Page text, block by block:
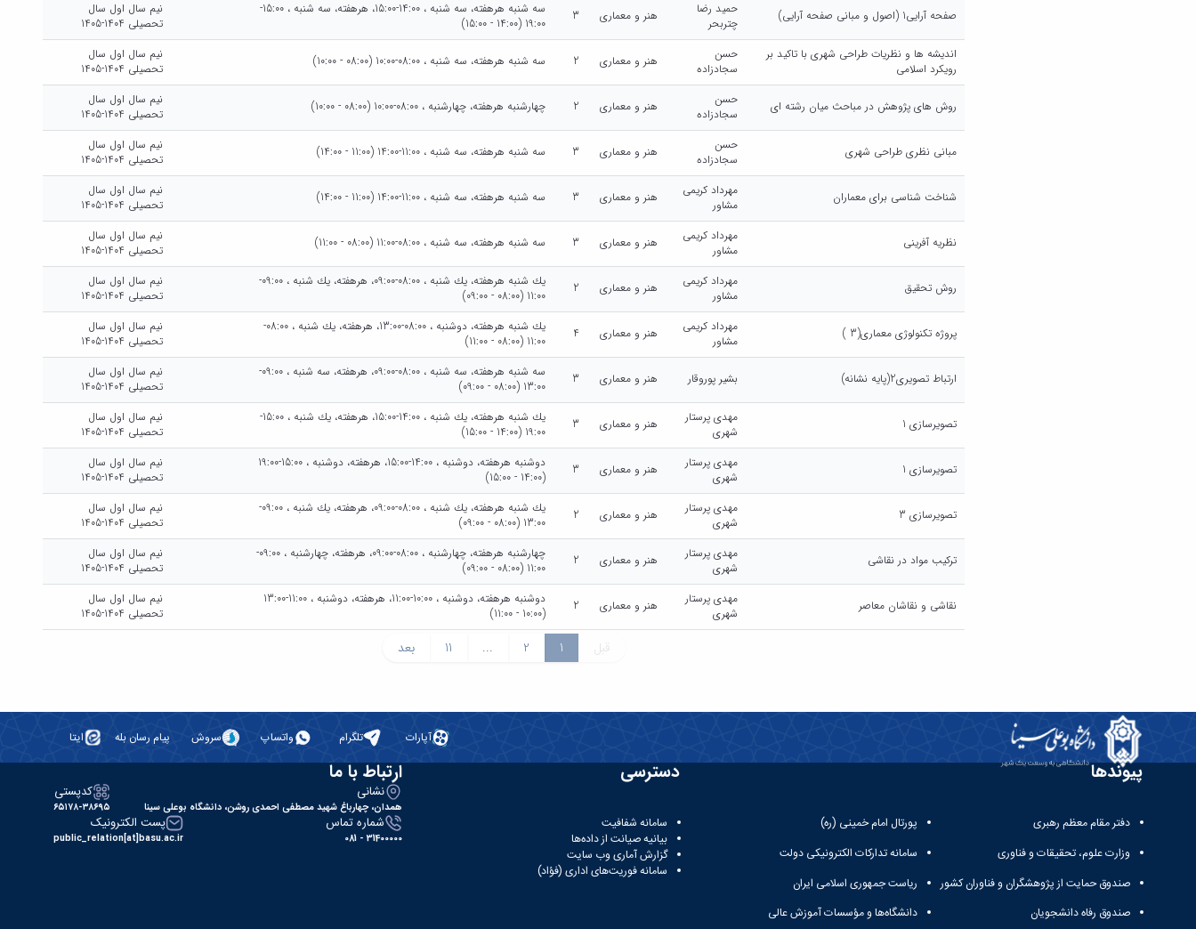
صفحه آرایی1 (اصول و مبانی صفحه آرایی)
حمید رضا
چتربحر
هنر و معماری 3
سه شنبه هرهفته، سه شنبه ، 14:00-15:00، هرهفته، سه شنبه ، 15:00-
19:00 (14:00 - 15:00)
نیم سال اول سال
تحصیلی 1404-1405
اندیشه ها و نظریات طراحی شهری با تاکید بر
رویکرد اسلامی
حسن
سجادزاده
هنر و معماری 2 سه شنبه هرهفته، سه شنبه ، 08:00-10:00 (08:00 - 10:00)
نیم سال اول سال
تحصیلی 1404-1405
روش های پژوهش در مباحث میان رشته ای
حسن
سجادزاده
هنر و معماری 2 چهارشنبه هرهفته، چهارشنبه ، 08:00-10:00 (08:00 - 10:00)
نیم سال اول سال
تحصیلی 1404-1405
مبانی نظری طراحی شهری
حسن
سجادزاده
هنر و معماری 3 سه شنبه هرهفته، سه شنبه ، 11:00-14:00 (11:00 - 14:00)
نیم سال اول سال
تحصیلی 1404-1405
شناخت شناسی برای معماران
مهرداد کریمی
مشاور
هنر و معماری 3 سه شنبه هرهفته، سه شنبه ، 11:00-14:00 (11:00 - 14:00)
نیم سال اول سال
تحصیلی 1404-1405
نظریه آفرینی
مهرداد کریمی
مشاور
هنر و معماری 3 سه شنبه هرهفته، سه شنبه ، 08:00-11:00 (08:00 - 11:00)
نیم سال اول سال
تحصیلی 1404-1405
روش تحقیق
مهرداد کریمی
مشاور
هنر و معماری 2
يك شنبه هرهفته، يك شنبه ، 08:00-09:00، هرهفته، يك شنبه ، 09:00-
11:00 (08:00 - 09:00)
نیم سال اول سال
تحصیلی 1404-1405
پروژه تکنولوژی معماری(3 )
مهرداد کریمی
مشاور
هنر و معماری 4
يك شنبه هرهفته، دوشنبه ، 08:00-13:00، هرهفته، يك شنبه ، 08:00-
11:00 (08:00 - 11:00)
نیم سال اول سال
تحصیلی 1404-1405
ارتباط تصویری2(پایه نشانه) بشیر پوروقار هنر و معماری 3
سه شنبه هرهفته، سه شنبه ، 08:00-09:00، هرهفته، سه شنبه ، 09:00-
13:00 (08:00 - 09:00)
نیم سال اول سال
تحصیلی 1404-1405
تصویرسازی 1
مهدی پرستار
شهری
هنر و معماری 3
يك شنبه هرهفته، يك شنبه ، 14:00-15:00، هرهفته، يك شنبه ، 15:00-
19:00 (14:00 - 15:00)
نیم سال اول سال
تحصیلی 1404-1405
تصویرسازی 1
مهدی پرستار
شهری
هنر و معماری 3
دوشنبه هرهفته، دوشنبه ، 14:00-15:00، هرهفته، دوشنبه ، 15:00-19:00
(14:00 - 15:00)
نیم سال اول سال
تحصیلی 1404-1405
تصویرسازی 3
مهدی پرستار
شهری
هنر و معماری 2
يك شنبه هرهفته، يك شنبه ، 08:00-09:00، هرهفته، يك شنبه ، 09:00-
13:00 (08:00 - 09:00)
نیم سال اول سال
تحصیلی 1404-1405
ترکیب مواد در نقاشی
مهدی پرستار
شهری
هنر و معماری 2
چهارشنبه هرهفته، چهارشنبه ، 08:00-09:00، هرهفته، چهارشنبه ، 09:00-
11:00 (08:00 - 09:00)
نیم سال اول سال
تحصیلی 1404-1405
نقاشی و نقاشان معاصر
مهدی پرستار
شهری
هنر و معماری 2
دوشنبه هرهفته، دوشنبه ، 10:00-11:00، هرهفته، دوشنبه ، 11:00-13:00
(10:00 - 11:00)
نیم سال اول سال
تحصیلی 1404-1405
قبل 1
2
...
11 بعد
آپارات تلگرام واتساپ سروش پیام رسان بله ایتا
پیوندها
دفتر مقام معظم رهبری
وزارت علوم، تحقیقات و فناوری
صندوق حمایت از پژوهشگران و فناوران کشور
صندوق رفاه دانشجویان
پورتال امام خمینی (ره)
سامانه تدارکات الکترونیکی دولت
ریاست جمهوری اسلامی ایران
دانشگاه‌ها و مؤسسات آموزش عالی
دسترسی
سامانه شفافیت
بیانیه صیانت از داده‌ها
گزارش آماری وب‌ سایت
سامانه فوریت‌های اداری (فؤاد)
ارتباط با ما
نشانی
همدان، چهارباغ شهید مصطفی احمدی روشن، دانشگاه بوعلی سینا
کدپستی
۶۵۱۷۸-۳۸۶۹۵
شماره تماس
31400000 - 081
پست الکترونیک
public_relation[at]basu.ac.ir